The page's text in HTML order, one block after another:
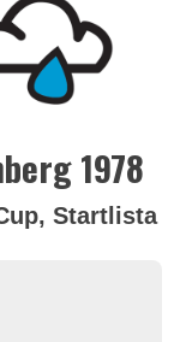
1978
Startlista